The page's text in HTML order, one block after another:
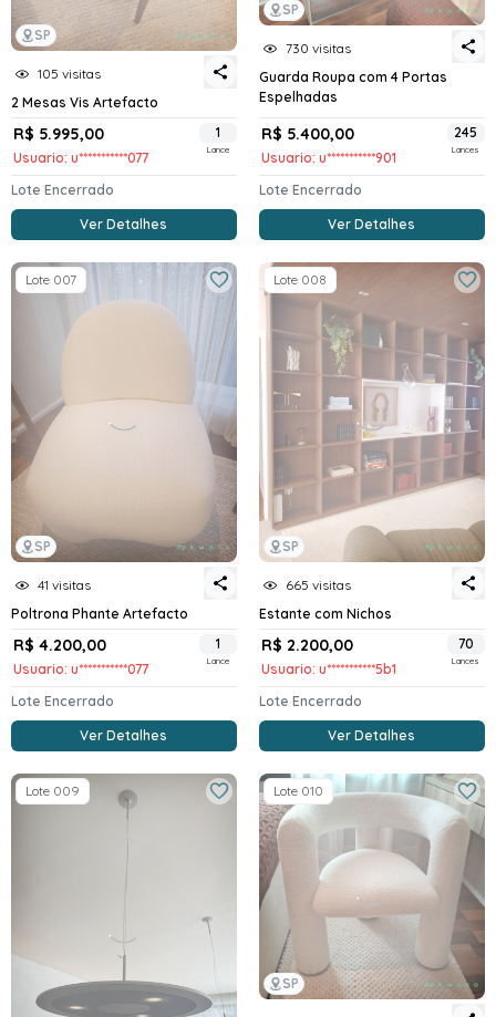
SP
105 visitas
2 Mesas Vis Artefacto
R$ 5.995,00
Usuario: u***********077
1
Lance
Lote Encerrado
Ver Detalhes
SP
730 visitas
Guarda Roupa com 4 Portas
Espelhadas
R$ 5.400,00
Usuario: u***********901
245
Lances
Lote Encerrado
Ver Detalhes
SP
Lote 007
41 visitas
Poltrona Phante Artefacto
R$ 4.200,00
Usuario: u***********077
1
Lance
Lote Encerrado
Ver Detalhes
SP
Lote 008
665 visitas
Estante com Nichos
R$ 2.200,00
Usuario: u***********5b1
70
Lances
Lote Encerrado
Ver Detalhes
Lote 009
SP
Lote 010